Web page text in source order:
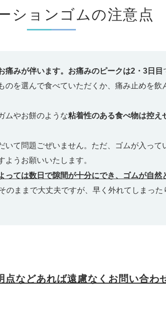
ションゴムの注意点
痛みが伴います。お痛みのピークは2・3日目
のを選んで食べていただくか、痛み止めを飲
ムやお餅のような粘着性のある食べ物は控え
いて問題ごぜいません。ただ、ゴムが入って
ようお願いいたします。
っては数日で隙間が十分にでき、ゴムが自然
のままで大丈夫ですが、早く外れてしまった
などあれば遠慮なくお問い合わ